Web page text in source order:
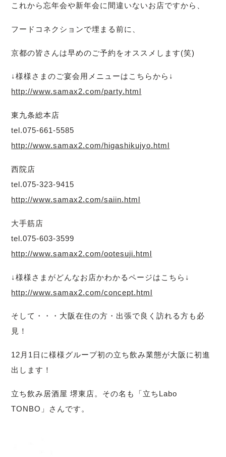
これから忘年会や新年会に間違いないお店ですから、
フードコネクションで埋まる前に、
京都の皆さんは早めのご予約をオススメします(笑)
↓様様さまのご宴会用メニューはこちらから↓
http://www.samax2.com/party.html
東九条総本店
tel.075-661-5585
http://www.samax2.com/higashikujyo.html
西院店
tel.075-323-9415
http://www.samax2.com/saiin.html
大手筋店
tel.075-603-3599
http://www.samax2.com/ootesuji.html
↓様様さまがどんなお店かわかるページはこちら↓
http://www.samax2.com/concept.html
そして・・・大阪在住の方・出張で良く訪れる方も必
見！
12月1日に様様グループ初の立ち飲み業態が大阪に初進
出します！
立ち飲み居酒屋 堺東店。その名も「立ちLabo
TONBO」さんです。